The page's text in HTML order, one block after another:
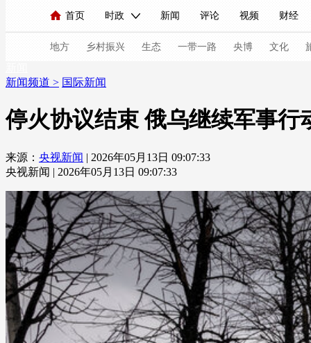
首页 时政 新闻 评论 视频 财经
人民领袖习近平 联播+ 中国领导人 央视快评 习
直播 栏目大全 节目单 听音 微视频
海外频道 iPanda English Монгол
地方 乡村振兴 生态 一带一路 央博 文化
新闻 国内 国际 评论
视频 小央视频 小央直播 直播中国 熊
现场 前线 比划 快看 蓝海中国 新
体育 竞猜 2026年世界杯 2026年
VIP会员 CCTV奥林匹克频道 生活体育大会
财经 教育 乡村振兴 生态环境 一带一路
新闻频道 > 国际新闻
停火协议结束 俄乌继续军事行
来源： 央视新闻 | 2026年05月13日 09:07:33
央视新闻 | 2026年05月13日 09:07:33